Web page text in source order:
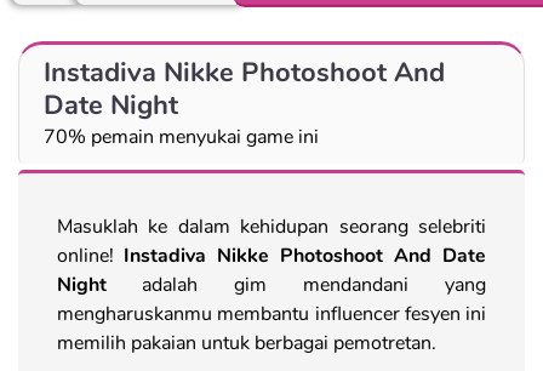
Instadiva Nikke Photoshoot And
Date Night
70% pemain menyukai game ini
Masuklah ke dalam kehidupan seorang selebriti
online! Instadiva Nikke Photoshoot And Date
Night adalah gim mendandani yang
mengharuskanmu membantu influencer fesyen ini
memilih pakaian untuk berbagai pemotretan.